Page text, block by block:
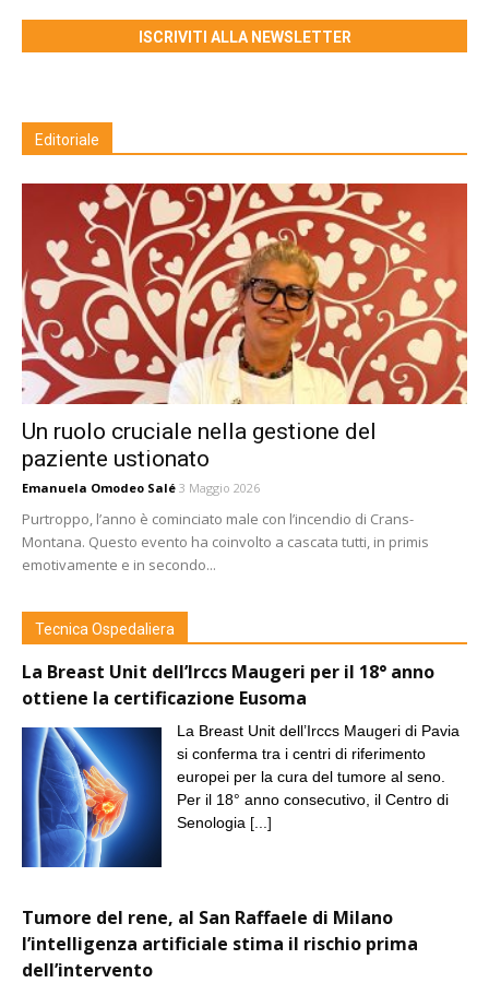
ISCRIVITI ALLA NEWSLETTER
Editoriale
Un ruolo cruciale nella gestione del
paziente ustionato
Emanuela Omodeo Salé 3 Maggio 2026
Purtroppo, l’anno è cominciato male con l’incendio di Crans-
Montana. Questo evento ha coinvolto a cascata tutti, in primis
emotivamente e in secondo...
Tecnica Ospedaliera
La Breast Unit dell’Irccs Maugeri per il 18° anno
ottiene la certificazione Eusoma
La Breast Unit dell’Irccs Maugeri di Pavia
si conferma tra i centri di riferimento
europei per la cura del tumore al seno.
Per il 18° anno consecutivo, il Centro di
Senologia [...]
Tumore del rene, al San Raffaele di Milano
l’intelligenza artificiale stima il rischio prima
dell’intervento